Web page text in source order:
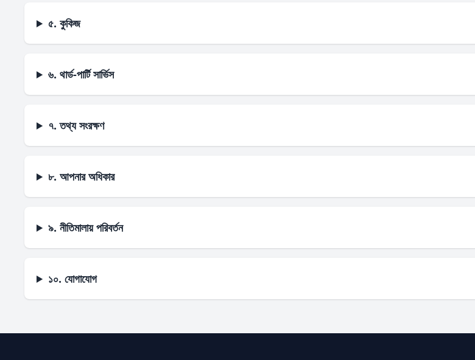
৫. কুকিজ
৬. থার্ড-পার্টি সার্ভিস
৭. তথ্য সংরক্ষণ
৮. আপনার অধিকার
৯. নীতিমালায় পরিবর্তন
১০. যোগাযোগ